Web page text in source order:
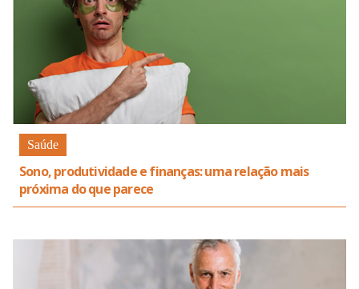
Saúde
Sono, produtividade e finanças: uma relação mais
próxima do que parece